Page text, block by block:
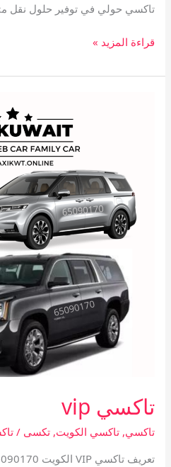
تاكسي حولي في توفير حلول نقل
قراءة المزيد »
تاكسي vip
تاكسي,تاكسي الكويت,تكسى /